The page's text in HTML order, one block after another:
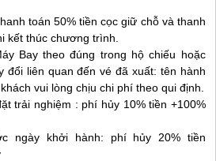
toán 50% tiền cọc giữ chỗ và thanh
kết thúc chương trình.
Bay theo đúng trong hộ chiếu hoặc
đổi liên quan đến vé đã xuất: tên hành
vui lòng chịu chi phí theo qui định.
trải nghiệm : phí hủy 10% tiền +100%
ngày khởi hành: phí hủy 20% tiền